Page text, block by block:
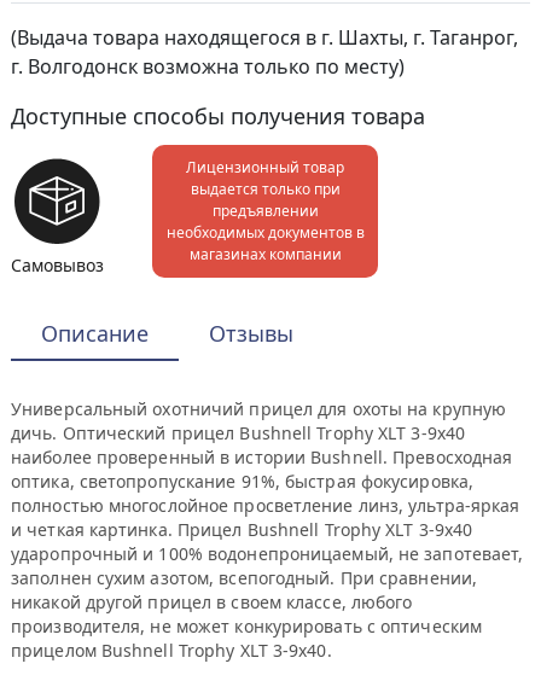
(Выдача товара находящегося в г. Шахты, г. Таганрог,
г. Волгодонск возможна только по месту)
Доступные способы получения товара
Самовывоз
Лицензионный товар
выдается только при
предъявлении
необходимых документов в
магазинах компании
Описание Отзывы
Универсальный охотничий прицел для охоты на крупную
дичь. Оптический прицел Bushnell Trophy XLT 3-9x40
наиболее проверенный в истории Bushnell. Превосходная
оптика, светопропускание 91%, быстрая фокусировка,
полностью многослойное просветление линз, ультра-яркая
и четкая картинка. Прицел Bushnell Trophy XLT 3-9x40
ударопрочный и 100% водонепроницаемый, не запотевает,
заполнен сухим азотом, всепогодный. При сравнении,
никакой другой прицел в своем классе, любого
производителя, не может конкурировать с оптическим
прицелом Bushnell Trophy XLT 3-9x40.